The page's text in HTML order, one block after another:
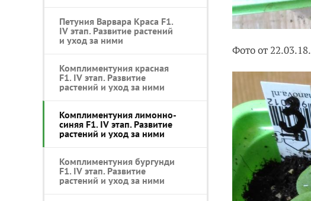
Петуния Варвара Краса F1.
IV этап. Развитие растений
и уход за ними
Комплиментуния красная
F1. IV этап. Развитие
растений и уход за ними
Комплиментуния лимонно-
синяя F1. IV этап. Развитие
растений и уход за ними
Комплиментуния бургунди
F1. IV этап. Развитие
растений и уход за ними
Фото от 22.03.18.